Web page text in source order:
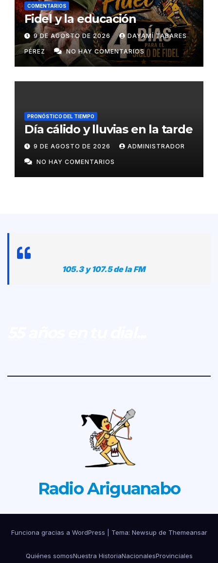
COMENTARIOS
Fidel y la educación
9 DE AGOSTO DE 2026 DAYAMÍ TABARES
PÉREZ NO HAY COMENTARIOS
PRONÓSTICO DEL TIEMPO
Día cálido y lluvias en la tarde
9 DE AGOSTO DE 2026 ADMINISTRADOR
NO HAY COMENTARIOS
105.3 y 107.5 de la FM
Radio Ariguanabo
Funciona gracias a WordPress Tema: Newsup de Themeansar
Quiénes somosNuestra HistoriaNacionalesProvinciales